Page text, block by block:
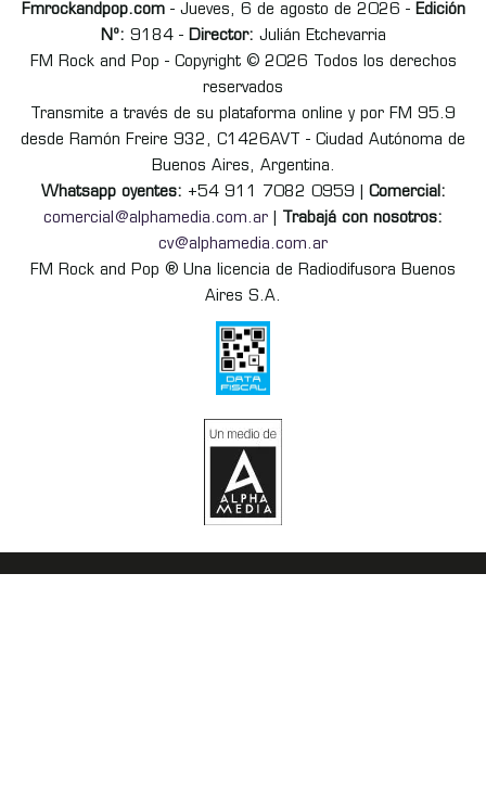
Fmrockandpop.com- Jueves, 6 de agosto de 2026 - Edición
Nº: 9184 - Director: Julián Etchevarria
FM Rock and Pop - Copyright © 2026 Todos los derechos
reservados
Transmite a través de su plataforma online y por FM 95.9
desde Ramón Freire 932, C1426AVT - Ciudad Autónoma de
Buenos Aires, Argentina.
Whatsapp oyentes: +54 911 7082 0959 | Comercial:
comercial@alphamedia.com.ar
Trabajá con nosotros:
cv@alphamedia.com.ar
FM Rock and Pop ® Una licencia de Radiodifusora Buenos
Aires S.A.